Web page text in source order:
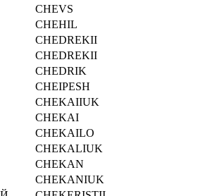
CHEVS
CHEHIL
CHEDREKII
CHEDREKІI
CHEDRIK
CHEIPESH
CHEKAIIUK
CHEKAI
CHEKAILO
CHEKALIUK
CHEKAN
CHEKANIUK